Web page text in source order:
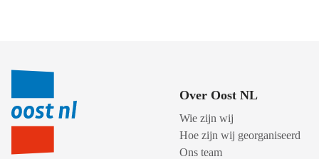
Over Oost NL
Wie zijn wij
Hoe zijn wij georganiseerd
Ons team